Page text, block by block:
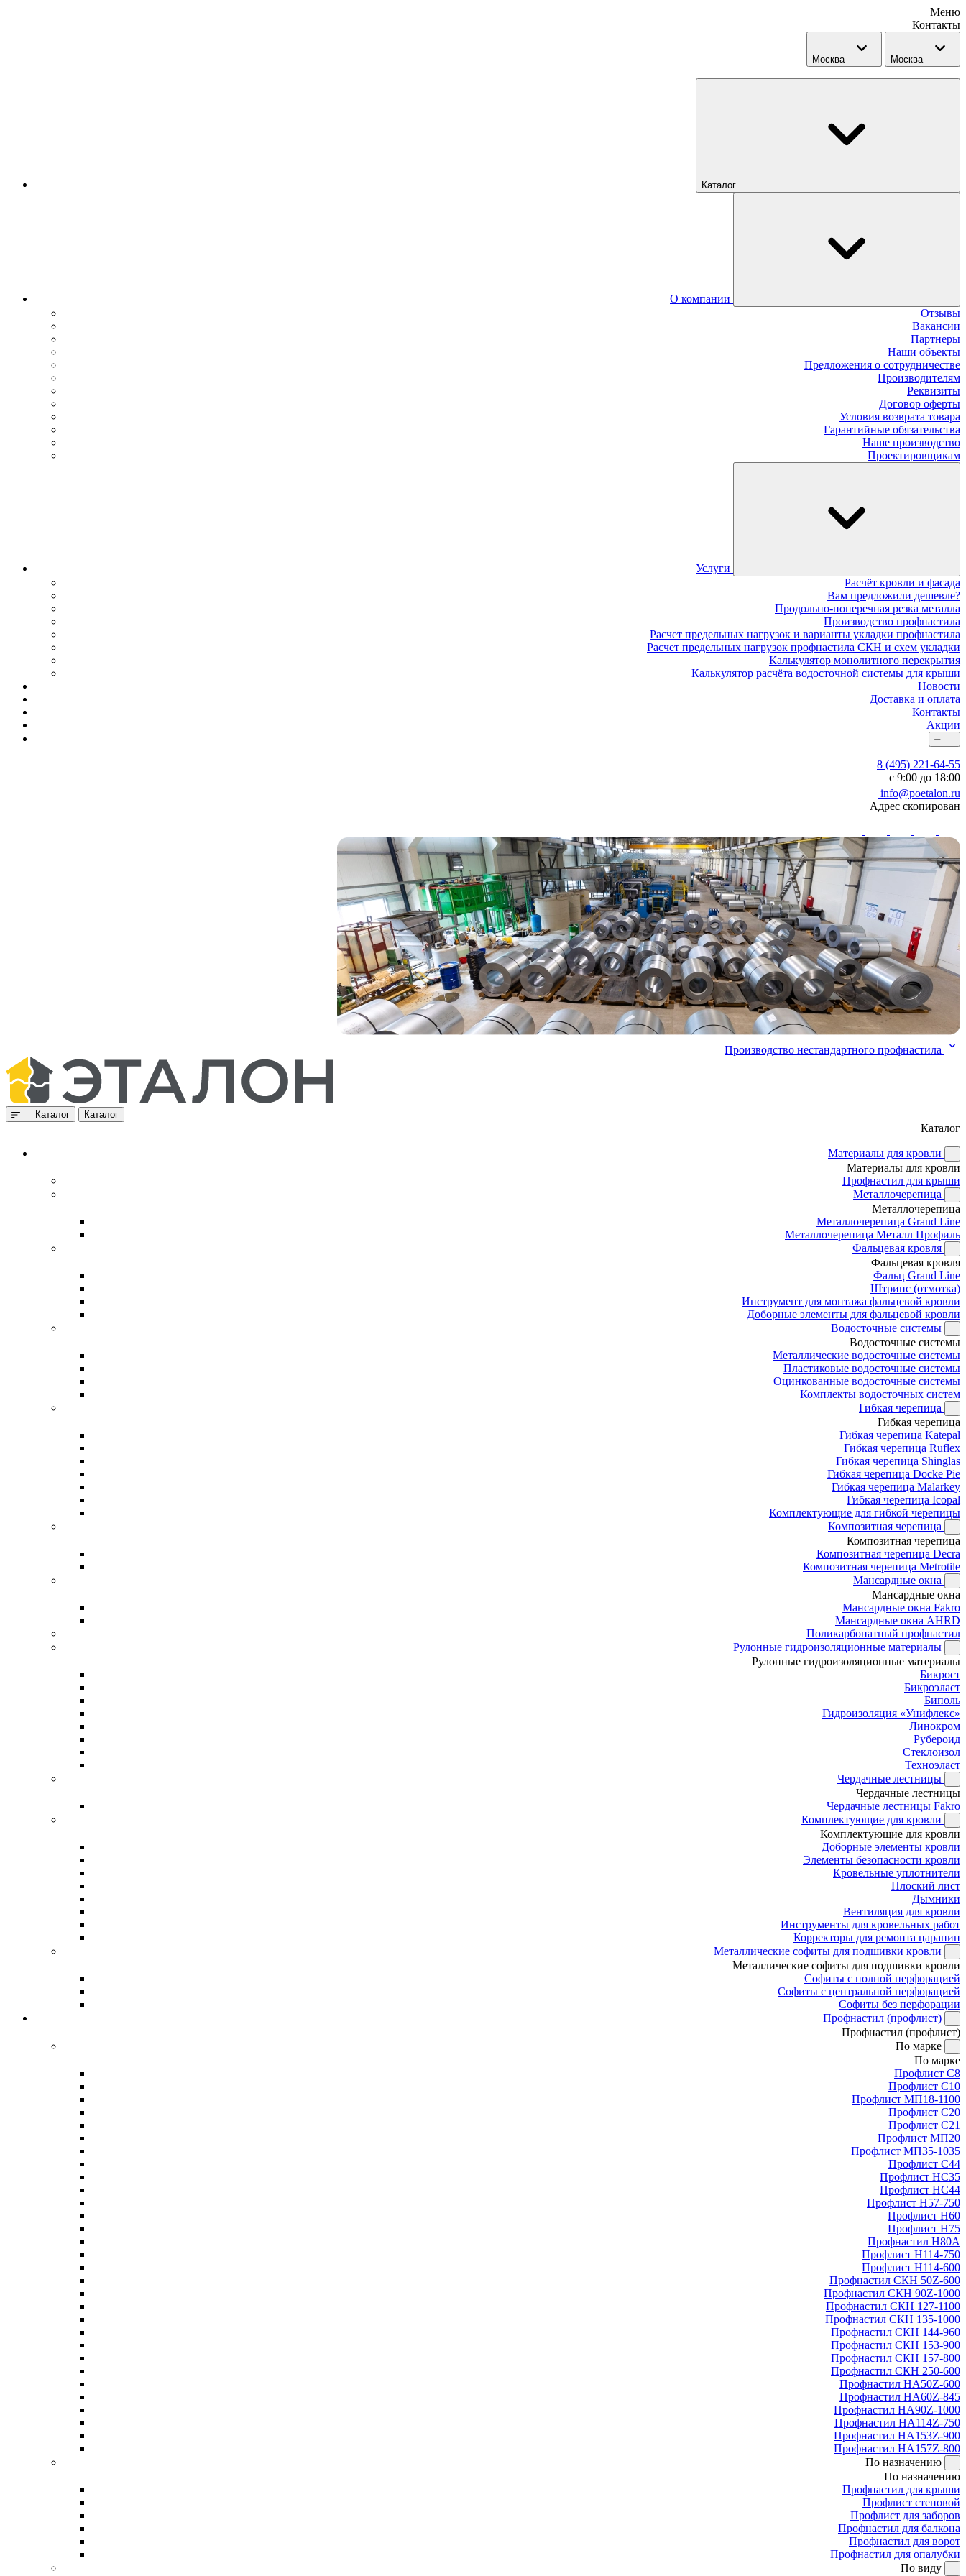
Меню
Контакты
Москва Москва
Каталог
О компании
Отзывы
Вакансии
Партнеры
Наши объекты
Предложения о сотрудничестве
Производителям
Реквизиты
Договор оферты
Условия возврата товара
Гарантийные обязательства
Наше производство
Проектировщикам
Услуги
Расчёт кровли и фасада
Вам предложили дешевле?
Продольно-поперечная резка металла
Производство профнастила
Расчет предельных нагрузок и варианты укладки профнастила
Расчет предельных нагрузок профнастила СКН и схем укладки
Калькулятор монолитного перекрытия
Калькулятор расчёта водосточной системы для крыши
Новости
Доставка и оплата
Контакты
Акции
8 (495) 221-64-55
с 9:00 до 18:00
info@poetalon.ru
Адрес скопирован
Производство нестандартного профнастила
Каталог Каталог
Каталог
Материалы для кровли
Материалы для кровли
Профнастил для крыши
Металлочерепица
Металлочерепица
Металлочерепица Grand Line
Металлочерепица Металл Профиль
Фальцевая кровля
Фальцевая кровля
Фальц Grand Line
Штрипс (отмотка)
Инструмент для монтажа фальцевой кровли
Доборные элементы для фальцевой кровли
Водосточные системы
Водосточные системы
Металлические водосточные системы
Пластиковые водосточные системы
Оцинкованные водосточные системы
Комплекты водосточных систем
Гибкая черепица
Гибкая черепица
Гибкая черепица Katepal
Гибкая черепица Ruflex
Гибкая черепица Shinglas
Гибкая черепица Docke Pie
Гибкая черепица Malarkey
Гибкая черепица Icopal
Комплектующие для гибкой черепицы
Композитная черепица
Композитная черепица
Композитная черепица Decra
Композитная черепица Metrotile
Мансардные окна
Мансардные окна
Мансардные окна Fakro
Мансардные окна AHRD
Поликарбонатный профнастил
Рулонные гидроизоляционные материалы
Рулонные гидроизоляционные материалы
Бикрост
Бикроэласт
Биполь
Гидроизоляция «Унифлекс»
Линокром
Рубероид
Стеклоизол
Техноэласт
Чердачные лестницы
Чердачные лестницы
Чердачные лестницы Fakro
Комплектующие для кровли
Комплектующие для кровли
Доборные элементы кровли
Элементы безопасности кровли
Кровельные уплотнители
Плоский лист
Дымники
Вентиляция для кровли
Инструменты для кровельных работ
Корректоры для ремонта царапин
Металлические софиты для подшивки кровли
Металлические софиты для подшивки кровли
Софиты с полной перфорацией
Софиты с центральной перфорацией
Софиты без перфорации
Профнастил (профлист)
Профнастил (профлист)
По марке
По марке
Профлист С8
Профлист С10
Профлист МП18-1100
Профлист С20
Профлист С21
Профлист МП20
Профлист МП35-1035
Профлист С44
Профлист НС35
Профлист НС44
Профлист Н57-750
Профлист Н60
Профлист Н75
Профнастил Н80А
Профлист Н114-750
Профлист Н114-600
Профнастил СКН 50Z-600
Профнастил СКН 90Z-1000
Профнастил СКН 127-1100
Профнастил СКН 135-1000
Профнастил СКН 144-960
Профнастил СКН 153-900
Профнастил СКН 157-800
Профнастил СКН 250-600
Профнастил НА50Z-600
Профнастил НА60Z-845
Профнастил НА90Z-1000
Профнастил НА114Z-750
Профнастил НА153Z-900
Профнастил НА157Z-800
По назначению
По назначению
Профнастил для крыши
Профлист стеновой
Профлист для заборов
Профнастил для балкона
Профнастил для ворот
Профнастил для опалубки
По виду